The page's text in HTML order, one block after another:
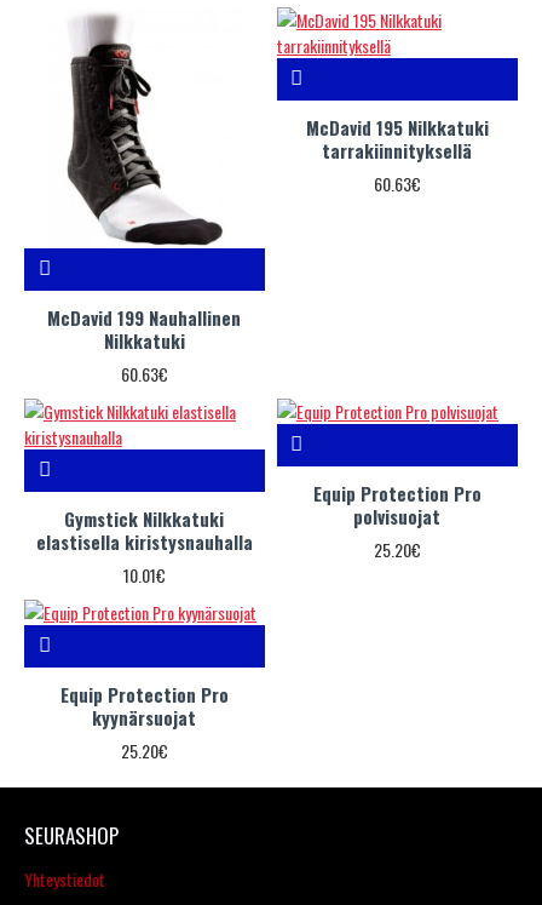
McDavid 199 Nauhallinen
Nilkkatuki
60.63€
McDavid 195 Nilkkatuki
tarrakiinnityksellä
60.63€
Gymstick Nilkkatuki
elastisella kiristysnauhalla
10.01€
Equip Protection Pro
polvisuojat
25.20€
Equip Protection Pro
kyynärsuojat
25.20€
SEURASHOP
Yhteystiedot